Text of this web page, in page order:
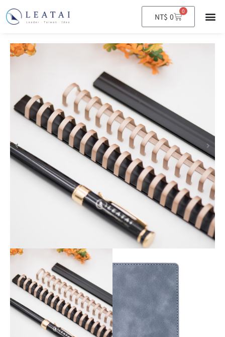
NT$ 0
0
購
物